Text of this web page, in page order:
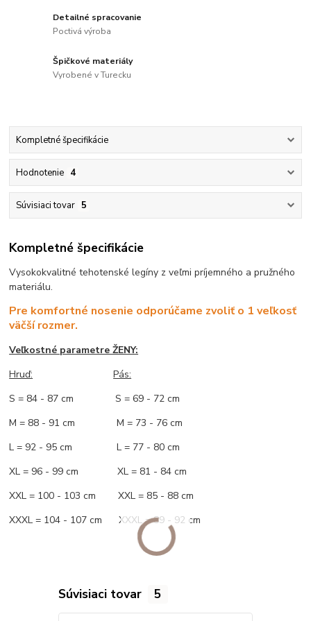
Detailné spracovanie
Poctivá výroba
Špičkové materiály
Vyrobené v Turecku
Kompletné špecifikácie
Hodnotenie 4
Súvisiaci tovar 5
Kompletné špecifikácie
Vysokokvalitné tehotenské legíny z veľmi príjemného a pružného
materiálu.
Pre komfortné nosenie odporúčame zvoliť o 1 veľkosť
väčší rozmer.
Veľkostné parametre ŽENY:
Hruď:
Pás:
S = 84 - 87 cm S = 69 - 72 cm
M = 88 - 91 cm M = 73 - 76 cm
L = 92 - 95 cm L = 77 - 80 cm
XL = 96 - 99 cm XL = 81 - 84 cm
XXL = 100 - 103 cm XXL = 85 - 88 cm
XXXL = 104 - 107 cm XXXL = 89 - 92 cm
Súvisiaci tovar 5